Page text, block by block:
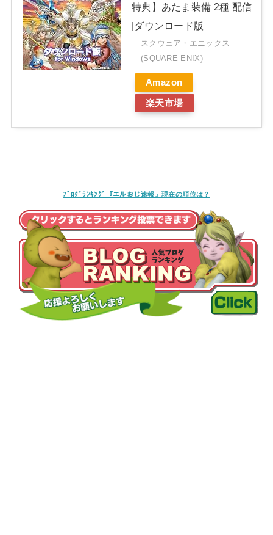
特典】あたま装備 2種 配信
|ダウンロード版
スクウェア・エニックス
(SQUARE ENIX)
Amazon
楽天市場
ﾌﾞﾛｸﾞﾗﾝｷﾝｸﾞ『エルおじ速報』現在の順位は？